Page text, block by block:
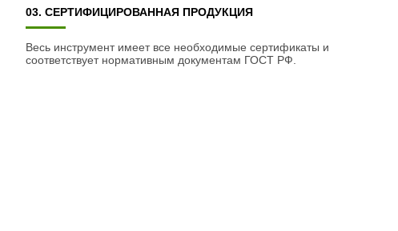
03. СЕРТИФИЦИРОВАННАЯ ПРОДУКЦИЯ
Весь инструмент имеет все необходимые сертификаты и
соответствует нормативным документам ГОСТ РФ.